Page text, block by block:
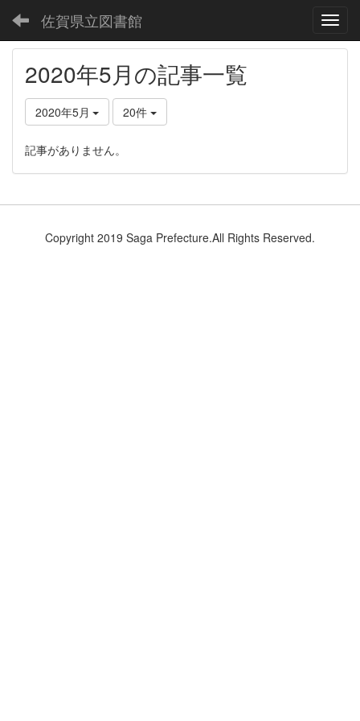
佐賀県立図書館
2020年5月の記事一覧
2020年5月 20件
記事がありません。
Copyright 2019 Saga Prefecture.All Rights Reserved.